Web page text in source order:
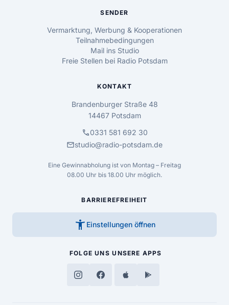
SENDER
Vermarktung, Werbung & Kooperationen
Teilnahmebedingungen
Mail ins Studio
Freie Stellen bei Radio Potsdam
KONTAKT
Brandenburger Straße 48
14467 Potsdam
call0331 581 692 30
mailstudio@radio-potsdam.de
Eine Gewinnabholung ist von Montag – Freitag
08.00 Uhr bis 18.00 Uhr möglich.
BARRIEREFREIHEIT
accessibility_new Einstellungen öffnen
FOLGE UNS UNSERE APPS